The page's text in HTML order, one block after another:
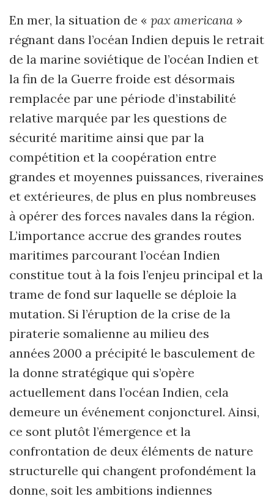
En mer, la situation de « pax americana »
régnant dans l’océan Indien depuis le retrait
de la marine soviétique de l’océan Indien et
la fin de la Guerre froide est désormais
remplacée par une période d’instabilité
relative marquée par les questions de
sécurité maritime ainsi que par la
compétition et la coopération entre
grandes et moyennes puissances, riveraines
et extérieures, de plus en plus nombreuses
à opérer des forces navales dans la région.
L’importance accrue des grandes routes
maritimes parcourant l’océan Indien
constitue tout à la fois l’enjeu principal et la
trame de fond sur laquelle se déploie la
mutation. Si l’éruption de la crise de la
piraterie somalienne au milieu des
années 2000 a précipité le basculement de
la donne stratégique qui s’opère
actuellement dans l’océan Indien, cela
demeure un événement conjoncturel. Ainsi,
ce sont plutôt l’émergence et la
confrontation de deux éléments de nature
structurelle qui changent profondément la
donne, soit les ambitions indiennes